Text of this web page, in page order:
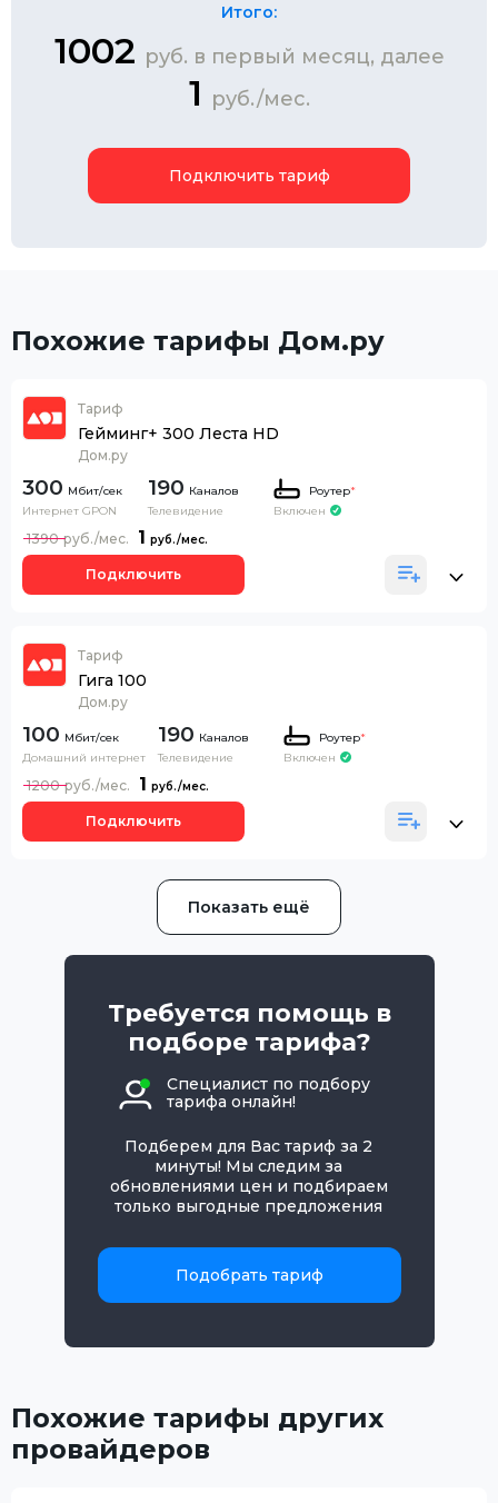
Итого:
1002 руб. в первый месяц, далее
1 руб./мес.
Подключить тариф
Похожие тарифы Дом.ру
Тариф
Гейминг+ 300 Леста HD
Дом.ру
300
Интернет GPON
190 Каналов
Телевидение
Роутер*
Включен
1
1390
Подключить
Тариф
Гига 100
Дом.ру
100
Домашний интернет
190 Каналов
Телевидение
Роутер*
Включен
1
1200
Подключить
Показать ещё
Требуется помощь в
подборе тарифа?
Специалист по подбору
тарифа онлайн!
Подберем для Вас тариф за 2
минуты! Мы следим за
обновлениями цен и подбираем
только выгодные предложения
Подобрать тариф
Похожие тарифы других
провайдеров